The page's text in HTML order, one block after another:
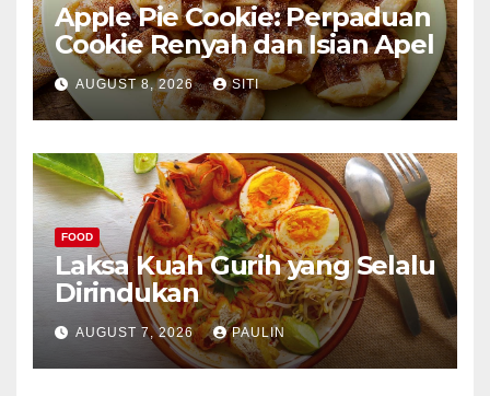
Apple Pie Cookie: Perpaduan
Cookie Renyah dan Isian Apel
AUGUST 8, 2026 SITI
FOOD
Laksa Kuah Gurih yang Selalu
Dirindukan
AUGUST 7, 2026 PAULIN